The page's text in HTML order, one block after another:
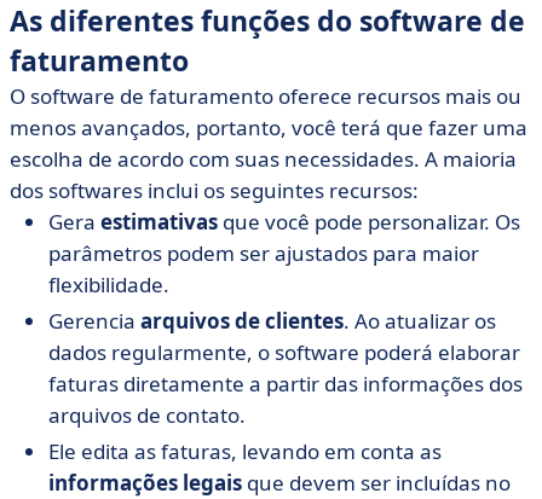
As diferentes funções do software de
faturamento
O software de faturamento oferece recursos mais ou
menos avançados, portanto, você terá que fazer uma
escolha de acordo com suas necessidades. A maioria
dos softwares inclui os seguintes recursos:
Gera estimativas que você pode personalizar. Os
parâmetros podem ser ajustados para maior
flexibilidade.
Gerencia arquivos de clientes. Ao atualizar os
dados regularmente, o software poderá elaborar
faturas diretamente a partir das informações dos
arquivos de contato.
Ele edita as faturas, levando em conta as
informações legais que devem ser incluídas no